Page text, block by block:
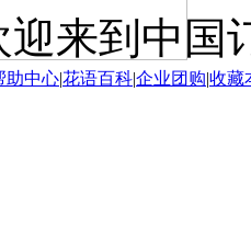
迎来到中国
助中心|花语百科|企业团购|收藏